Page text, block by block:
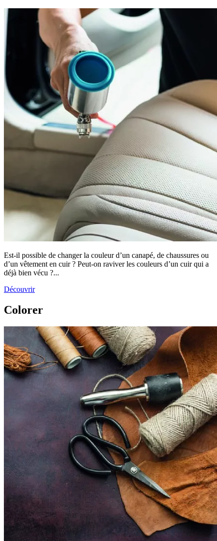
Est-il possible de changer la couleur d’un canapé, de chaussures ou
d’un vêtement en cuir ? Peut-on raviver les couleurs d’un cuir qui a
déjà bien vécu ?...
Découvrir
Colorer